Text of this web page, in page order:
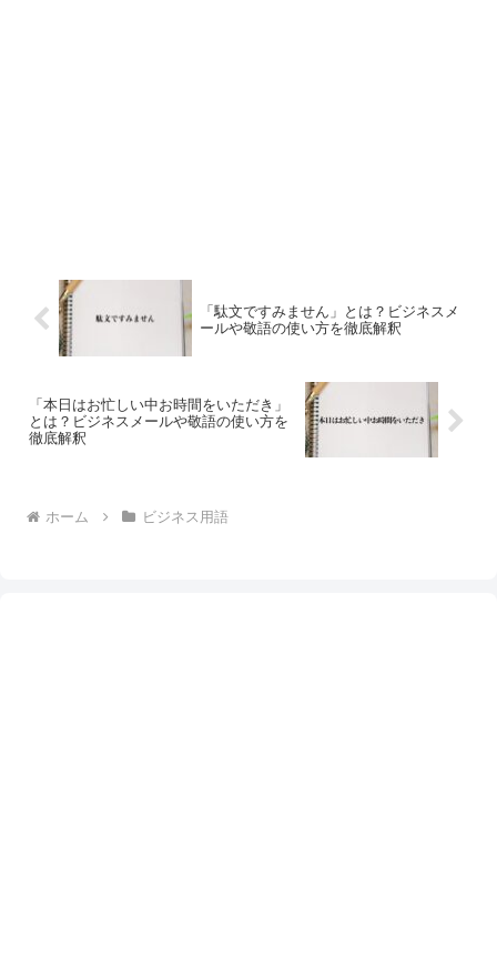
「駄文ですみません」とは？ビジネスメ
ールや敬語の使い方を徹底解釈
「本日はお忙しい中お時間をいただき」
とは？ビジネスメールや敬語の使い方を
徹底解釈
ホーム ビジネス用語